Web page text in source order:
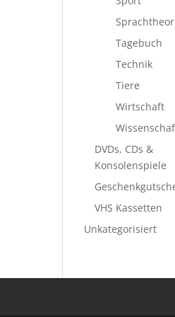
Tagebuch
Technik
Tiere
Wirtschaft
DVDs, CDs &
Konsolenspiele
VHS Kassetten
Unkategorisiert